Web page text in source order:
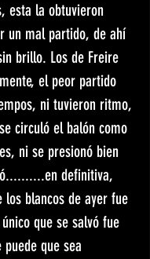
esta la obtuvieron
un mal partido, de ahí
brillo. Los de Freire
el peor partido
ni tuvieron ritmo,
circuló el balón como
ni se presionó bien
definitiva,
blancos de ayer fue
que se salvó fue
que sea